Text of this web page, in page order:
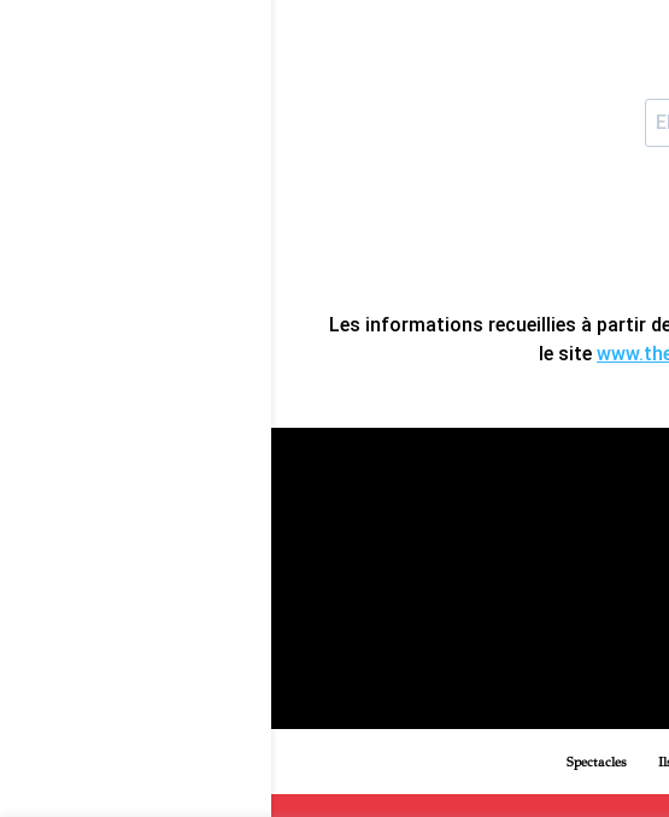
Les informations recueillies à partir
le site
Spectacles